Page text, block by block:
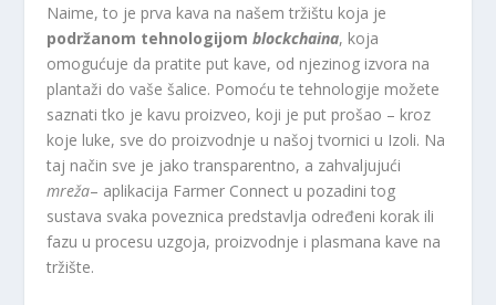
Naime, to je prva kava na našem tržištu koja je
podržanom tehnologijomblockchaina, koja
omogućuje da pratite put kave, od njezinog izvora na
plantaži do vaše šalice. Pomoću te tehnologije možete
saznati tko je kavu proizveo, koji je put prošao – kroz
koje luke, sve do proizvodnje u našoj tvornici u Izoli. Na
taj način sve je jako transparentno, a zahvaljujući
mreža– aplikacija Farmer Connect u pozadini tog
sustava svaka poveznica predstavlja određeni korak ili
fazu u procesu uzgoja, proizvodnje i plasmana kave na
tržište.